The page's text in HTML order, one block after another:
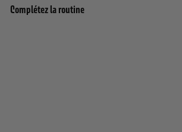
Complétez la routine